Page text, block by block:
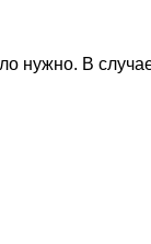
нужно. В